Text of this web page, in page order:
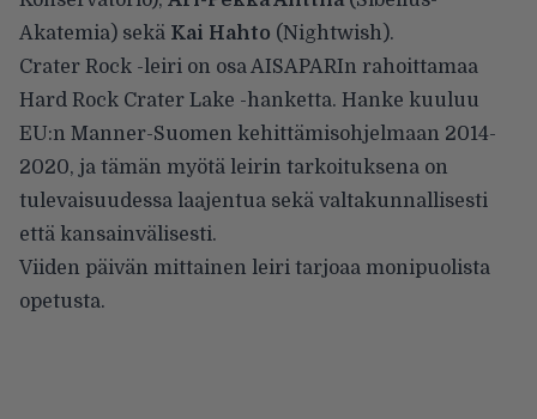
Akatemia) sekä Kai Hahto (Nightwish).
Crater Rock -leiri on osa AISAPARIn rahoittamaa
Hard Rock Crater Lake -hanketta. Hanke kuuluu
EU:n Manner-Suomen kehittämisohjelmaan 2014-
2020, ja tämän myötä leirin tarkoituksena on
tulevaisuudessa laajentua sekä valtakunnallisesti
että kansainvälisesti.
Viiden päivän mittainen leiri tarjoaa monipuolista
opetusta.